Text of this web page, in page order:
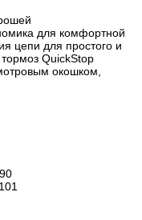
для комфортной
цепи для простого и
QuickStop
окошком,